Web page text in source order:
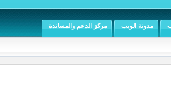
مدونة الويب مركز الدعم والمساندة